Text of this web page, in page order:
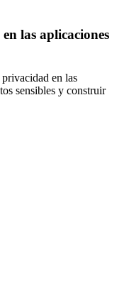
las aplicaciones
en las
sensibles y construir